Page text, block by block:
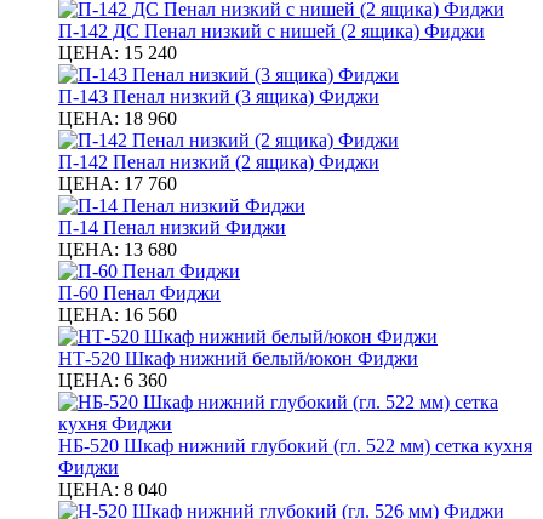
П-142 ДС Пенал низкий с нишей (2 ящика) Фиджи
ЦЕНА: 15 240
П-143 Пенал низкий (3 ящика) Фиджи
ЦЕНА: 18 960
П-142 Пенал низкий (2 ящика) Фиджи
ЦЕНА: 17 760
П-14 Пенал низкий Фиджи
ЦЕНА: 13 680
П-60 Пенал Фиджи
ЦЕНА: 16 560
НТ-520 Шкаф нижний белый/юкон Фиджи
ЦЕНА: 6 360
НБ-520 Шкаф нижний глубокий (гл. 522 мм) сетка кухня
Фиджи
ЦЕНА: 8 040